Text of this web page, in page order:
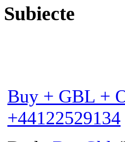
Subiecte
Buy + GBL +
+44122529134